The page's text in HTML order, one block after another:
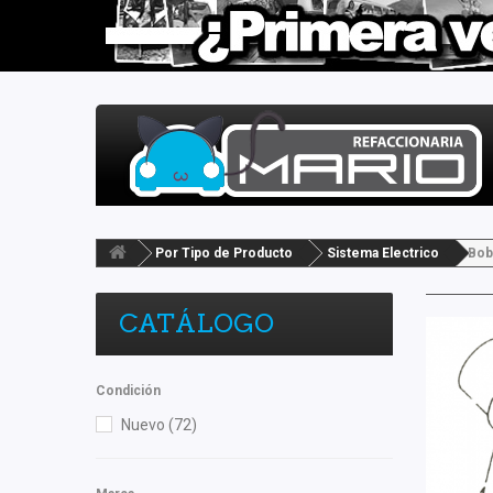
Por Tipo de Producto Sistema Electrico
CATÁLOGO
Condición
Nuevo (72)